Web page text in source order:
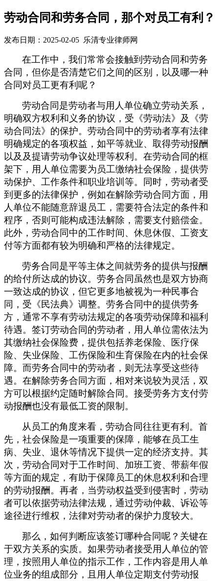
劳动合同和劳务合同，那个对员工有利？
发布日期：2025-02-05 乐清专业律师网
在工作中，我们常常会接触到劳动合同和劳务
合同，但你是否清楚它们之间的区别，以及哪一种
合同对员工更有利呢？
劳动合同是劳动者与用人单位确立劳动关系，
明确双方权利和义务的协议，受《劳动法》及《劳
动合同法》的保护。劳动合同中的劳动者享有法律
明确规定的各项权益，如平等就业、取得劳动报酬
以及 及提请劳动争议处理等权利。在劳动合同的框
架下，用人单位需要为员工缴纳社会保险，提供劳
动保护、工作条件和职业培训等。同时，劳动者受
到更多的法律保护，例如在解除劳动合同方面，用
人单位不能随意辞退员工，需要符合法定的条件和
程序，否则可能构成违法解除，需要支付赔偿金。
此外，劳动合同中的工作时间、休息休假、工资支
付等方面都有较为明确和严格的法律规定。
劳务合同是平等主体之间就劳务的提供与报酬
的给付所达成的协议。劳务合同虽然也是双方协商
一致达成的协议，但它更多地被视为一种民事合
同，受《民法典》调整。劳务合同中的提供劳务
方 ，通常不享有劳动法规定的各项劳动保障和福利
待遇。 签订劳动合同的劳动者，用人单位需依法为
其缴纳社会保险费，提供包括养老保险、医疗保
险、失业保险、工伤保险和生育保险在内的社会保
障。而劳务合同中的劳动者，则无法享受这些待
遇。在解除劳务合同方面，相对来说较为灵活，双
方可以根据约定随时解除合同。 接受劳务方支付劳
动报酬也没有最低工资的限制。
从员工的角度来看，劳动合同往往更有利。首
先，社会保险是一项重要的保障，能够在员工生
病、失业、退休等情况下提供一定的经济支持。其
次，劳动合同对于工作时间、加班工资、带薪年假
等方面的规定，有助于保障员工的休息权利和合理
的劳动报酬。再者，当劳动权益受到侵害时，劳动
者可以依据劳动法律法规，通过劳动仲裁、诉讼等
途径进行维权，法律对劳动者的保护力度较大。
那么，如何判断应该签订哪种合同呢？关键在
于双方关系的实质。如果劳动者接受用人单位的管
理，按照用人单位的指示工作，工作内容是用人单
位业务的组成部分，且用人单位定期支付劳动报